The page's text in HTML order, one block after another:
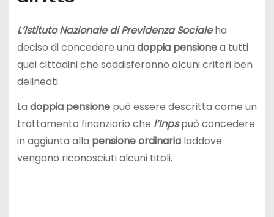
L’Istituto Nazionale di Previdenza Socialeha
deciso di concedere una doppia pensionea tutti
quei cittadini che soddisferanno alcuni criteri ben
delineati.
La doppia pensionepuò essere descritta come un
trattamento finanziario che l’Inpspuò concedere
in aggiunta alla pensione ordinarialaddove
vengano riconosciuti alcuni titoli.